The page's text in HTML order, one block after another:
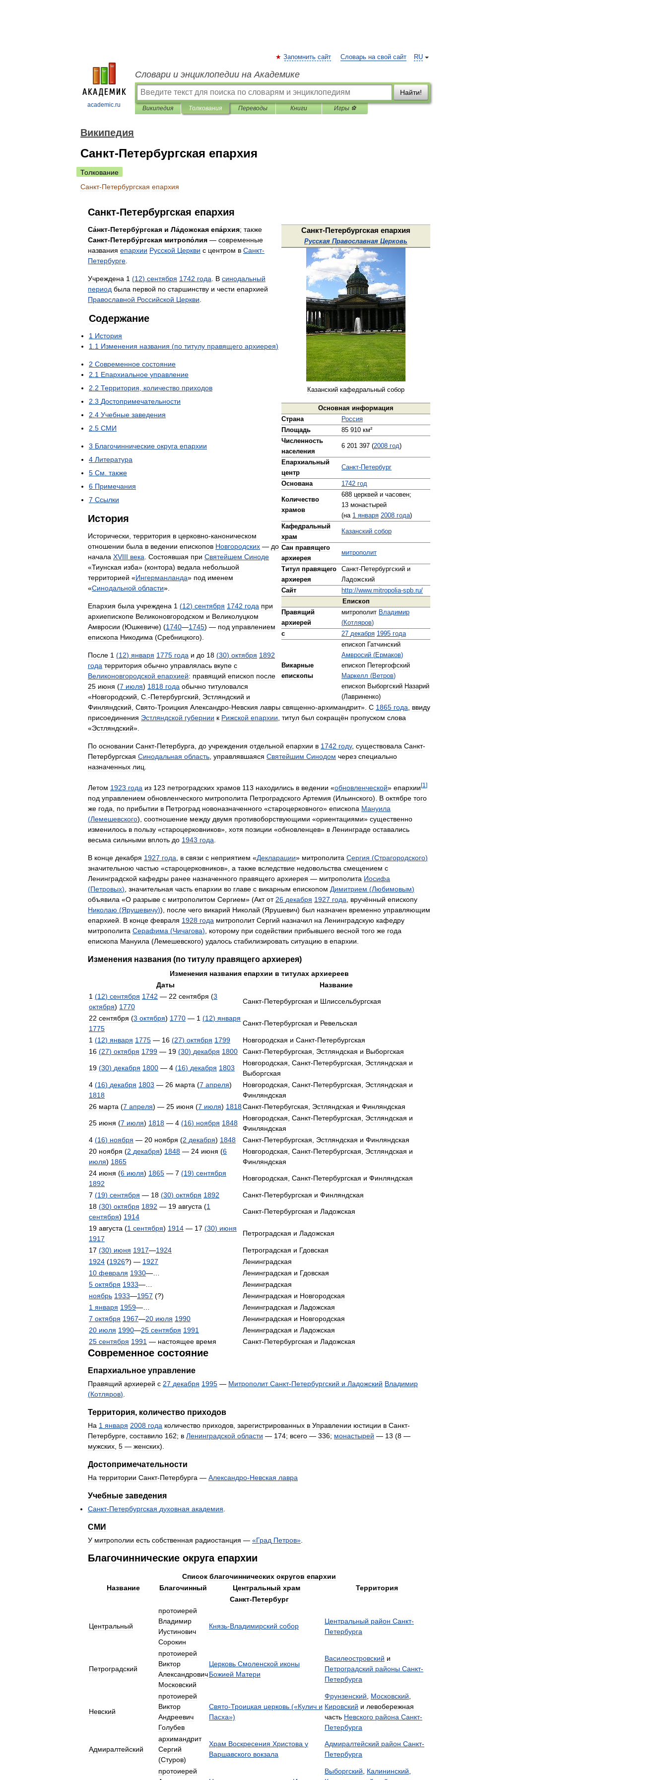
academic.ru
RU
Запомнить сайт Словарь на свой сайт
Словари и энциклопедии на Академике
Найти!
Википедия Толкования Переводы Книги Игры ⚽
Википедия
Санкт-Петербургская епархия
Толкование
Санкт-Петербургская епархия
Санкт-Петербургская епархия
Санкт-Петербургская епархия
Русская Православная Церковь
Казанский кафедральный собор
Основная информация
Страна
Россия
Площадь
85 910 км²
Численность
населения
6 201 397 (2008 год)
Епархиальный
центр
Санкт- Петербург
Основана 1742 год
Количество
храмов
688 церквей и часовен;
13 монастырей
(на 1 января 2008 года)
Кафедральный
храм
Казанский собор
Сан правящего
архиерея
митрополит
Титул правящего
архиерея
Санкт- Петербургский и
Ладожский
Сайт
http://www.mitropolia-spb.ru/
Епископ
Правящий
архиерей
митрополит Владимир
(Котляров)
с
27 декабря 1995 года
Викарные
епископы
епископ
Гатчинский
Амвросий (Ермаков)
епископ
Петергофский
Маркелл (Ветров)
епископ Выборгский Назарий
(Лавриненко)
Са́нкт-Петербу́ргская и Ла́дожская епа́рхия; также
Санкт-Петербу́ргская митропо́лия — современные
названия епархии Русской Церкви с центром в Санкт-
Петербурге
Учреждена 1 (12) сентября 1742 года В синодальный
период была первой по старшинству и чести епархией
Православной Российской Церкви
Содержание
1 История
1 1 Изменения названия (по титулу правящего архиерея)
2 Современное состояние
2 1 Епархиальное управление
2 2 Территория количество приходов
2 3 Достопримечательности
2 4 Учебные заведения
2 5 СМИ
3 Благочиннические округа епархии
4 Литература
5 См также
6 Примечания
7 Ссылки
История
Исторически территория в церковно-каноническом
отношении была в ведении епископов Новгородских — до
начала XVIII века Состоявшая при Святейшем Синоде
«Тиунская изба» (контора) ведала небольшой
территорией «Ингерманланда» под именем
«Синодальной области».
Епархия была учреждена 1 (12) сентября 1742 года при
архиепископе Великоновгородском и Великолуцком
Амвросии (Юшкевиче) (1740—1745) — под управлением
епископа Никодима (Сребницкого).
После 1 (12) января 1775 года и до 18 (30) октября 1892
года территория обычно управлялась вкупе с
Великоновгородской епархией: правящий епископ после
25 июня (7 июля) 1818 года обычно титуловался
«Новгородский С .-Петербургский Эстляндский и
Финляндский Свято-Троицкия Александро-Невския лавры священно-архимандрит». С 1865 года
ввиду
присоединения Эстляндской губернии к Рижской епархии титул был сокращён пропуском слова
«Эстляндский».
По основании Санкт-Петербурга до учреждения отдельной епархии в 1742 году, существовала Санкт-
Петербургская Синодальная область управлявшаяся Святейшим Синодом через специально
назначенных лиц
Летом 1923 года из 123 петроградских храмов 113 находились в ведении «обновленческой» епархии[1 ]
под управлением обновленческого митрополита Петроградского Артемия (Ильинского). В октябре того
же года по прибытии в Петроград новоназначенного «староцерковного» епископа Мануила
(Лемешевского), соотношение между двумя противоборствующими «ориентациями» существенно
изменилось в пользу «староцерковников», хотя позиции «обновленцев» в Ленинграде оставались
весьма сильными вплоть до 1943 года
В конце декабря 1927 года в связи с неприятием «Декларации» митрополита Сергия (Страгородского)
значительною частью «староцерковников», а также вследствие недовольства смещением с
Ленинградской кафедры ранее назначенного правящего архиерея — митрополита Иосифа
(Петровых) значительная часть епархии во главе с викарным епископом Димитрием (Любимовым)
объявила «О разрыве с митрополитом Сергием» (Акт от 26 декабря 1927 года вручённый епископу
Николаю (Ярушевичу)), после чего викарий Николай (Ярушевич) был назначен временно управляющим
епархией
В конце февраля 1928 года митрополит Сергий назначил на Ленинградскую кафедру
митрополита Серафима (Чичагова) которому при содействии прибывшего весной того же года
епископа Мануила (Лемешевского) удалось стабилизировать ситуацию в епархии
Изменения названия (по титулу правящего архиерея)
Изменения названия епархии в титулах архиереев
Даты
Название
1 (12) сентября 1742 — 22 сентября (3
октября) 1770
Санкт-Петербургская и Шлиссельбургская
22 сентября (3 октября) 1770 — 1 (12) января
1775
Санкт-Петербургская и Ревельская
1 (12) января 1775 — 16 (27) октября 1799 Новгородская и Санкт-Петербургская
16 (27) октября 1799 — 19 (30) декабря 1800 Санкт-Петербургская Эстляндская и Выборгская
19 (30) декабря 1800 — 4 (16) декабря 1803
Новгородская Санкт-Петербургская Эстляндская и
Выборгская
4 (16) декабря 1803 — 26 марта (7 апреля)
1818
Новгородская Санкт-Петербургская Эстляндская и
Финляндская
26 марта (7 апреля) — 25 июня (7 июля) 1818Санкт-Петербугская Эстляндская и Финляндская
25 июня (7 июля) 1818 — 4 (16) ноября 1848
Новгородская Санкт-Петербургская Эстляндская и
Финляндская
4 (16) ноября — 20 ноября (2 декабря) 1848 Санкт-Петербургская Эстляндская и Финляндская
20 ноября (2 декабря) 1848 — 24 июня (6
июля) 1865
Новгородская Санкт-Петербургская Эстляндская и
Финляндская
24 июня (6 июля) 1865 — 7 (19) сентября
1892
Новгородская Санкт-Петербургская и Финляндская
7 (19) сентября — 18 (30) октября 1892 Санкт-Петербургская и Финляндская
18 (30) октября 1892 — 19 августа (1
сентября) 1914
Санкт-Петербургская и Ладожская
19 августа (1 сентября) 1914 — 17 (30) июня
1917
Петроградская и Ладожская
17 (30) июня 1917—1924 Петроградская и Гдовская
1924 (1926?) — 1927
Ленинградская
10 февраля 1930—… Ленинградская и Гдовская
5 октября 1933—…
Ленинградская
ноябрь 1933—1957 (?) Ленинградская и Новгородская
1 января 1959—… Ленинградская и Ладожская
7 октября 1967—20 июля 1990 Ленинградская и Новгородская
20 июля 1990—25 сентября 1991 Ленинградская и Ладожская
25 сентября 1991 — настоящее время Санкт-Петербургская и Ладожская
Современное состояние
Епархиальное управление
Правящий архиерей c 27 декабря 1995 — Митрополит Санкт-Петербургский и Ладожский Владимир
(Котляров)
Территория, количество приходов
На 1 января 2008 года количество приходов зарегистрированных в Управлении юстиции в Санкт-
Петербурге составило 162; в Ленинградской области — 174; всего — 336; монастырей — 13 (8 —
мужских 5 — женских).
Достопримечательности
На территории Санкт-Петербурга — Александро-Невская лавра
Учебные заведения
Санкт-Петербургская духовная академия
СМИ
У митрополии есть собственная радиостанция — «Град Петров»
Благочиннические округа епархии
Список благочиннических округов епархии
Название
Благочинный Центральный храм
Территория
Санкт-Петербург
Центральный
протоиерей
Владимир
Иустинович
Сорокин
Князь-Владимирский собор
Центральный район Санкт-
Петербурга
Петроградский
протоиерей
Виктор
Александрович
Московский
Церковь Смоленской иконы
Божией Матери
Василеостровский и
Петроградский районы Санкт-
Петербурга
Невский
протоиерей
Виктор
Андреевич
Голубев
Свято-Троицкая церковь («Кулич и
Пасха»)
Фрунзенский Московский
Кировский и левобережная
часть Невского района Санкт-
Петербурга
Адмиралтейский
архимандрит
Сергий
(Стуров)
Храм Воскресения Христова у
Варшавского вокзала
Адмиралтейский район Санкт-
Петербурга
протоиерей
Выборгский Калининский